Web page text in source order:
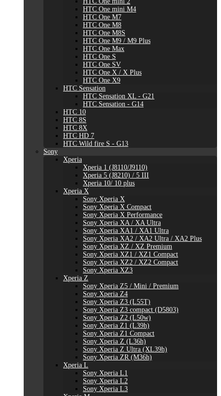
HTC One mini M4
HTC One M7
HTC One M8
HTC One M8S
HTC One M9 / M9 Plus
HTC One Max
HTC One S
HTC One SV
HTC One X / X Plus
HTC One X9
HTC Sensation
HTC Sensation XL - G21
HTC Sensation - G14
HTC 10
HTC 8S
HTC 8X
HTC HD 7
HTC Wild fire S - G13
Sony
Xperia
Xperia 1 (J8110/J9110)
Xperia 5 (J8210) / 5 III
Xperia 10/ 10 plus
Xperia X
Sony Xperia X
Sony Xperia X Compact
Sony Xperia X Performance
Sony Xperia XA / XA Ultra
Sony Xperia XA1 / XA1 Ultra
Sony Xperia XA2 / XA2 Ultra / XA2 Plus
Sony Xperia XZ / XZ Premium
Sony Xperia XZ1 / XZ1 Compact
Sony Xperia XZ2 / XZ2 Compact
Sony Xperia XZ3
Xperia Z
Sony Xperia Z5 / Mini / Premium
Sony Xperia Z4
Sony Xperia Z3 (L55T)
Sony Xperia Z3 compact (D5803)
Sony Xperia Z2 (L50w)
Sony Xperia Z1 (L39h)
Sony Xperia Z1 Compact
Sony Xperia Z (L36h)
Sony Xperia Z Ultra (XL39h)
Sony Xperia ZR (M36h)
Xperia L
Sony Xperia L1
Sony Xperia L2
Sony Xperia L3